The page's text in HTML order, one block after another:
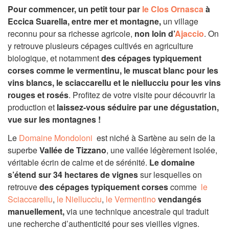
Pour commencer, un petit tour par le Clos Ornascaà
Eccica Suarella, entre mer et montagne, un village
reconnu pour sa richesse agricole, non loin d’Ajaccio. On
y retrouve plusieurs cépages cultivés en agriculture
biologique, et notammentdes cépages typiquement
corses comme le vermentinu, le muscat blanc pour les
vins blancs, le sciaccarellu et le niellucciu pour les vins
rougeset rosés. Profitez de votre visite pour découvrir la
production et laissez-vous séduire par une dégustation,
vue sur les montagnes !
Le Domaine Mondoloni est niché à Sartène au sein de la
superbeVallée de Tizzano, une vallée légèrement isolée,
véritable écrin de calme et de sérénité. Le domaine
s’étend sur 34 hectares de vignessur lesquelles on
retrouvedes cépages typiquement corsescomme le
Sciaccarellu, le Niellucciu, le Vermentino vendangés
manuellement,via une technique ancestrale qui traduit
une recherche d’authenticité pour ses vieilles vignes.